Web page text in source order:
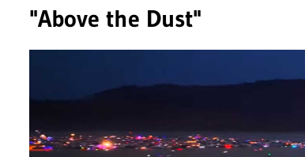
"Above the Dust"